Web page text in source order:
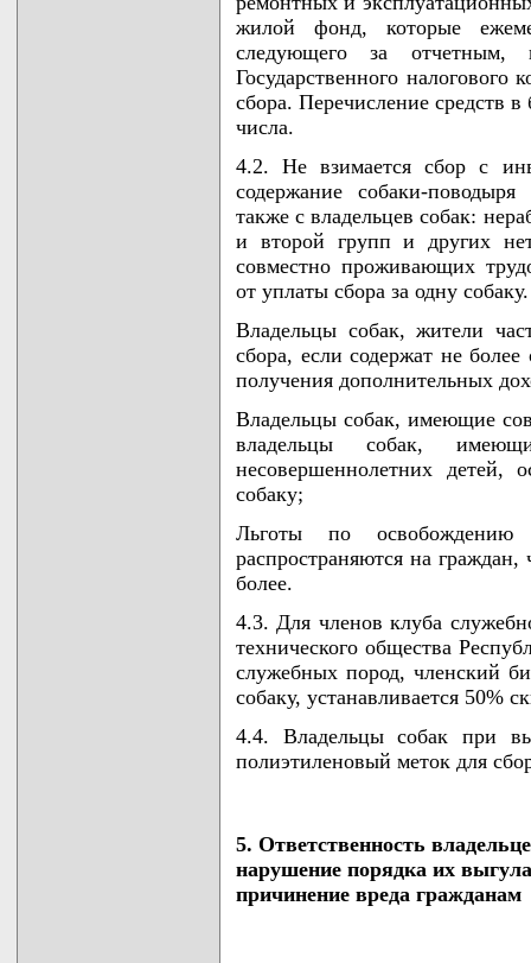
жилой фонд, которые
следующего за отчетным,
Государственного
сбора. Перечисление средств
числа.
4.2. Не взимается сбор с
содержание собаки-
также с владельцев собак:
и второй групп и других
совместно проживающих
от уплаты сбора за одну собаку.
Владельцы собак, жители
сбора, если содержат не
получения дополнительных
Владельцы собак, имеющие
владельцы собак,
несовершеннолетних детей,
собаку;
Льготы по
распространяются на
более.
4.3. Для членов клуба
технического общества
служебных пород, членский
собаку, устанавливается 50%
4.4. Владельцы собак при
полиэтиленовый меток для
5. Ответственность
нарушение порядка их
причинение вреда гражданам